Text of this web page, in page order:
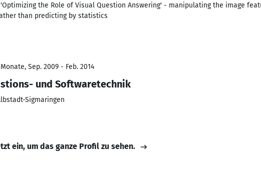
the Role of Visual Question Answering' - manipulating the image
than predicting by statistics
Sep. 2009 - Feb. 2014
und Softwaretechnik
Sigmaringen
ein, um das ganze Profil zu sehen.